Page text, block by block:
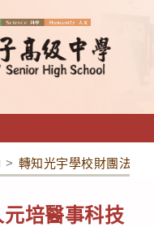
> 轉知光宇學校財團法人
培醫事科技